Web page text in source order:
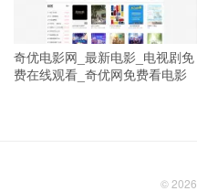
奇优电影网_最新电影_电视剧免
费在线观看_奇优网免费看电影
© 2026